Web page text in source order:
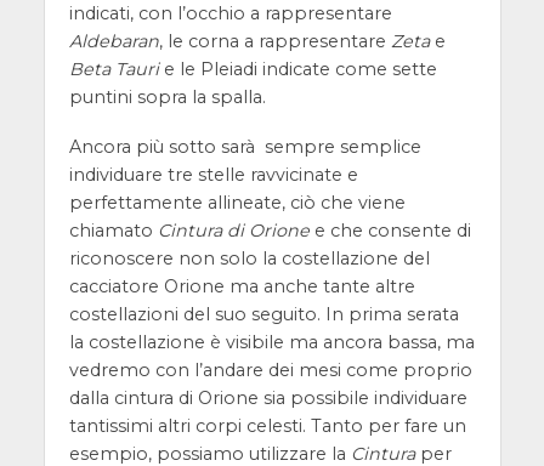
indicati, con l’occhio a rappresentare
Aldebaran, le corna a rappresentare Zetae
Beta Taurie le Pleiadi indicate come sette
puntini sopra la spalla.
Ancora più sotto sarà sempre semplice
individuare tre stelle ravvicinate e
perfettamente allineate, ciò che viene
chiamato Cintura di Orionee che consente di
riconoscere non solo la costellazione del
cacciatore Orione ma anche tante altre
costellazioni del suo seguito. In prima serata
la costellazione è visibile ma ancora bassa, ma
vedremo con l’andare dei mesi come proprio
dalla cintura di Orione sia possibile individuare
tantissimi altri corpi celesti. Tanto per fare un
esempio, possiamo utilizzare la Cinturaper